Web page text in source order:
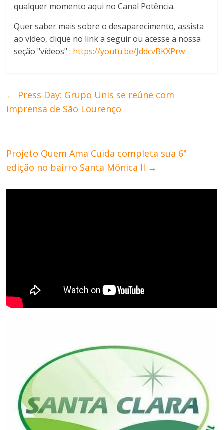
qualquer momento aqui no Canal Potência.
Quer saber mais sobre o desaparecimento, assista
ao vídeo, clique no link a seguir ou acesse a nossa
seção "vídeos" : https://youtu.be/JddcvBKXPrw
← Press Day: Grupo Unis se reúne com
imprensa de São Lourenço
Projeto Quem Ama Cuida completa sua 6ª
edição no bairro Santa Mônica II →